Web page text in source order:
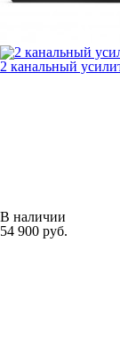
2 канальный
В наличии
54 900 руб.